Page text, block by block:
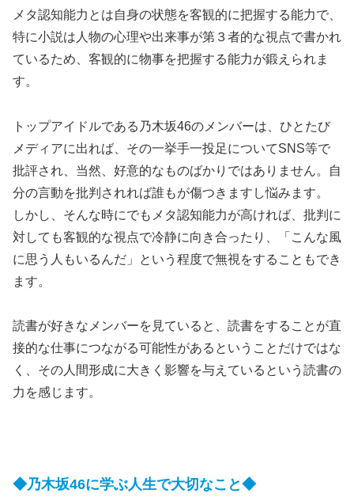
メタ認知能力とは自身の状態を客観的に把握する能力で、
特に小説は人物の心理や出来事が第３者的な視点で書かれ
ているため、客観的に物事を把握する能力が鍛えられま
す。
トップアイドルである乃木坂46のメンバーは、ひとたび
メディアに出れば、その一挙手一投足についてSNS等で
批評され、当然、好意的なものばかりではありません。自
分の言動を批判されれば誰もが傷つきますし悩みます。
しかし、そんな時にでもメタ認知能力が高ければ、批判に
対しても客観的な視点で冷静に向き合ったり、「こんな風
に思う人もいるんだ」という程度で無視をすることもでき
ます。
読書が好きなメンバーを見ていると、読書をすることが直
接的な仕事につながる可能性があるということだけではな
く、その人間形成に大きく影響を与えているという読書の
力を感じます。
◆乃木坂46に学ぶ人生で大切なこと◆